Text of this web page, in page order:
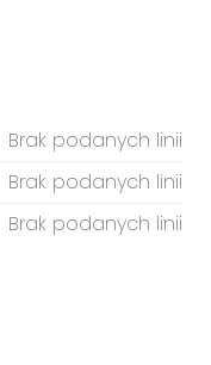
Brak podanych linii
Brak podanych linii
Brak podanych linii